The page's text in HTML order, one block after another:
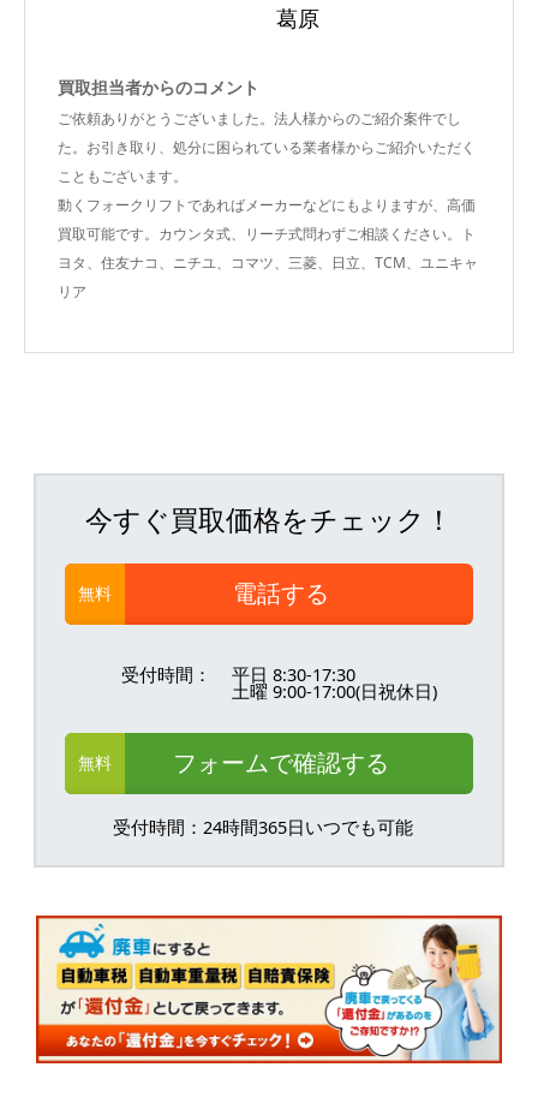
葛原
買取担当者からのコメント
ご依頼ありがとうございました。法人様からのご紹介案件でし
た。お引き取り、処分に困られている業者様からご紹介いただく
こともございます。
動くフォークリフトであればメーカーなどにもよりますが、高価
買取可能です。カウンタ式、リーチ式問わずご相談ください。ト
ヨタ、住友ナコ、ニチユ、コマツ、三菱、日立、TCM、ユニキャ
リア
今すぐ買取価格をチェック！
無料 電話する
受付時間： 平日 8:30-17:30
土曜 9:00-17:00(日祝休日)
無料 フォームで確認する
受付時間：24時間365日いつでも可能